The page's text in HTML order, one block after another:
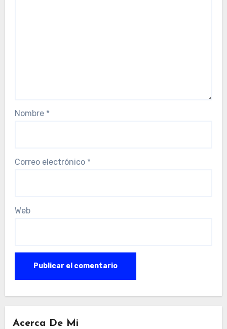
Nombre *
Correo electrónico *
Web
Acerca De Mi